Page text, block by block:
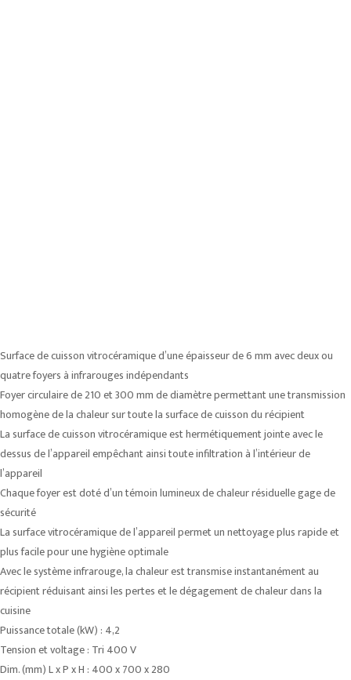
Surface de cuisson vitrocéramique d’une épaisseur de 6 mm avec deux ou
quatre foyers à infrarouges indépendants
Foyer circulaire de 210 et 300 mm de diamètre permettant une transmission
homogène de la chaleur sur toute la surface de cuisson du récipient
La surface de cuisson vitrocéramique est hermétiquement jointe avec le
dessus de l’appareil empêchant ainsi toute infiltration à l’intérieur de
l’appareil
Chaque foyer est doté d’un témoin lumineux de chaleur résiduelle gage de
sécurité
La surface vitrocéramique de l’appareil permet un nettoyage plus rapide et
plus facile pour une hygiène optimale
Avec le système infrarouge, la chaleur est transmise instantanément au
récipient réduisant ainsi les pertes et le dégagement de chaleur dans la
cuisine
Puissance totale (kW) : 4,2
Tension et voltage : Tri 400 V
Dim. (mm) L x P x H : 400 x 700 x 280